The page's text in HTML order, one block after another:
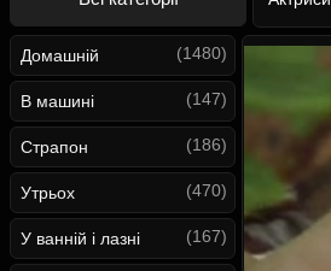
Домашній (1480)
В машині (147)
Страпон (186)
Утрьох (470)
У ванній і лазні (167)